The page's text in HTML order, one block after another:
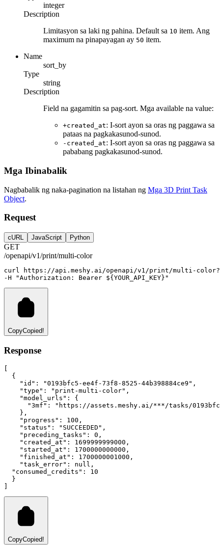
integer
Description
Limitasyon sa laki ng pahina. Default sa 10 item. Ang
maximum na pinapayagan ay 50 item.
Name
sort_by
Type
string
Description
Field na gagamitin sa pag-sort. Mga available na value:
+created_at: I-sort ayon sa oras ng paggawa sa
pataas na pagkakasunod-sunod.
-created_at: I-sort ayon sa oras ng paggawa sa
pababang pagkakasunod-sunod.
Mga Ibinabalik
Nagbabalik ng naka-pagination na listahan ng Mga 3D Print Task
Object.
Request
cURL JavaScript Python
GET
/openapi/v1/print/multi-color
curl
https://api.meshy.ai/openapi/v1/print/multi-
-H
"Authorization: Bearer ${YOUR_API_KEY}"
CopyCopied!
Response
  {
"id" : "0193bfc5-ee4f-73f8-8525-44b398884ce9" ,
"type" : "print-multi-color" ,
"model_urls" :
{
"3mf" :
"https://assets.meshy.ai/***/tasks/
    }
,
"progress" : 100 ,
"status" : "SUCCEEDED" ,
"preceding_tasks" : 0 ,
"created_at" : 1699999999000 ,
"started_at" : 1700000000000 ,
"finished_at" : 1700000001000 ,
"task_error" : null ,
"consumed_credits" :
10
  }
CopyCopied!